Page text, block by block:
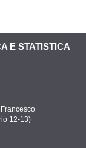
E STATISTICA
12-13)